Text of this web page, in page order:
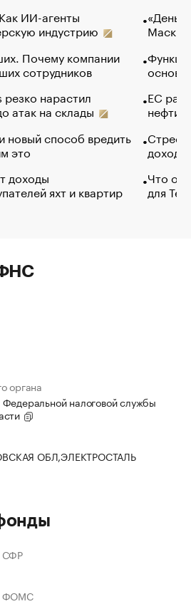
ИИ-агенты
индустрию
Почему компании
сотрудников
нарастил
атак на склады
новый способ вредить
это
доходы
яхт и квартир
Маск в
основ
ЕС
нефти
Что
для
ФНС
органа
налоговой службы
ОБЛ,ЭЛЕКТРОСТАЛЬ
СФР
ФОМС